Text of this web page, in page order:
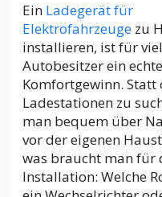
Ein Ladegerät für
Elektrofahrzeuge zu
installieren, ist für
Autobesitzer ein
Komfortgewinn. Statt
Ladestationen zu
man bequem über
vor der eigenen
was braucht man für
Installation: Welche